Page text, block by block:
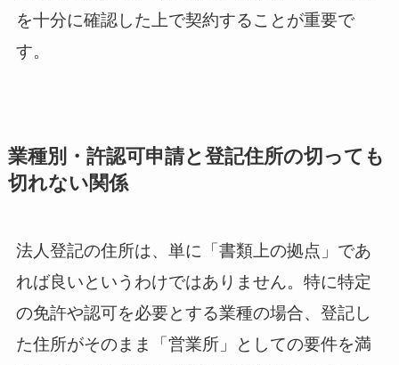
を十分に確認した上で契約することが重要で
す。
業種別・許認可申請と登記住所の切っても
切れない関係
法人登記の住所は、単に「書類上の拠点」であ
れば良いというわけではありません。特に特定
の免許や認可を必要とする業種の場合、登記し
た住所がそのまま「営業所」としての要件を満